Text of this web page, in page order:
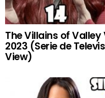
The Villains of Valley
2023 (Serie de
View)